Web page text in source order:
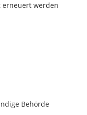
erneuert werden
Behörde